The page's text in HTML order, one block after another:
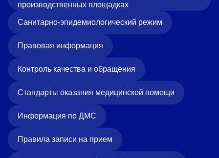
производственных площадках
Санитарно-эпидемиологический режим
Правовая информация
Контроль качества и обращения
Стандарты оказания медицинской помощи
Информация по ДМС
Правила записи на прием